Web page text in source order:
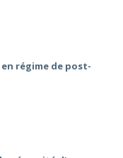
régime de post-